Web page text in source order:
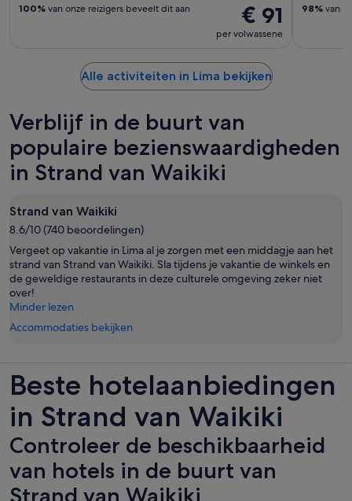
€ 91
per volwassene
100% van onze reizigers beveelt dit aan 98% van
Alle activiteiten in Lima bekijken
Verblijf in de buurt van
populaire bezienswaardigheden
in Strand van Waikiki
Strand van Waikiki
8.6/10 (740 beoordelingen)
Vergeet op vakantie in Lima al je zorgen met een middagje aan het
strand van Strand van Waikiki. Sla tijdens je vakantie de winkels en
de geweldige restaurants in deze culturele omgeving zeker niet
over!
Minder lezen
Accommodaties bekijken
Beste hotelaanbiedingen
in Strand van Waikiki
Controleer de beschikbaarheid
van hotels in de buurt van
Strand van Waikiki